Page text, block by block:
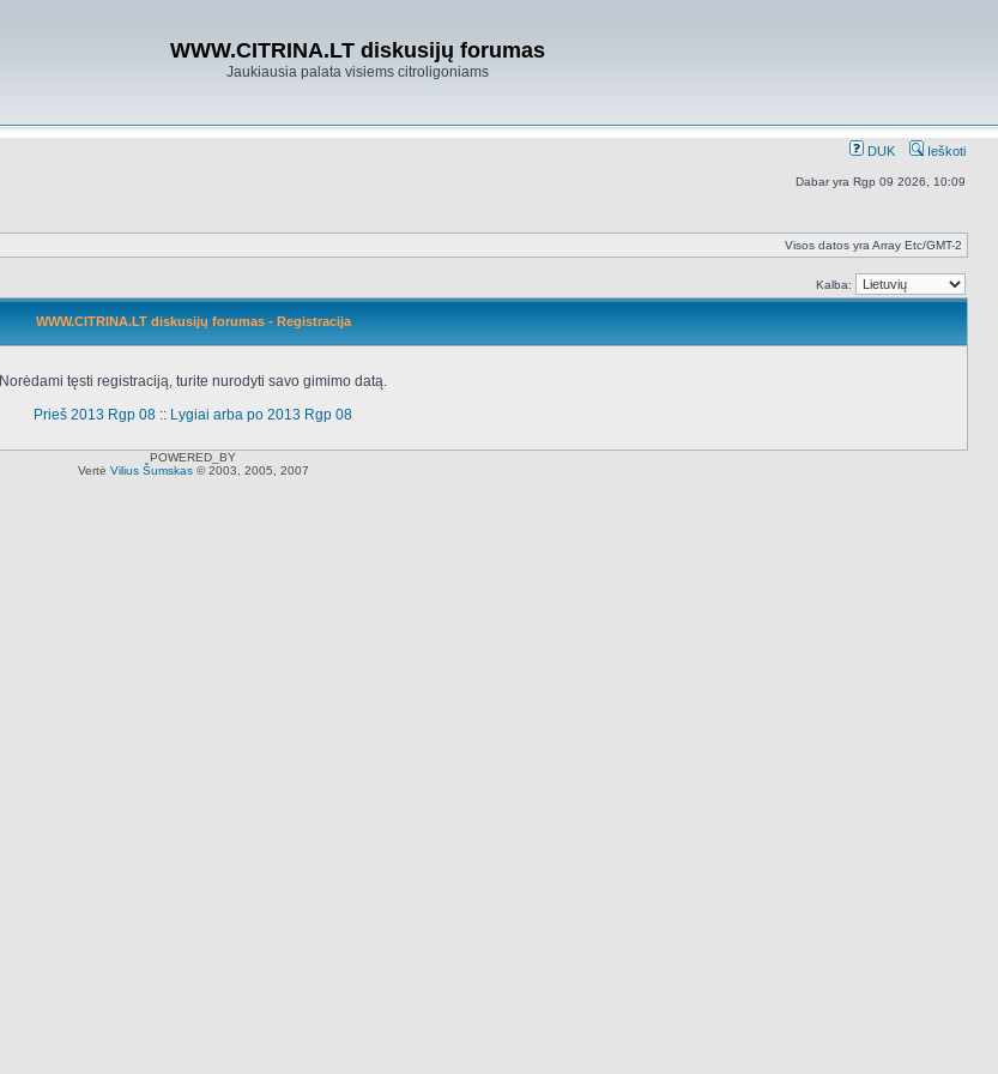
WWW.CITRINA.LT diskusijų forumas
Jaukiausia palata visiems citroligoniams
DUK Ieškoti
Dabar yra Rgp 09 2026, 10:09
Visos datos yra Array Etc/GMT-2
Kalba:
WWW.CITRINA.LT diskusijų forumas - Registracija
Norėdami tęsti registraciją, turite nurodyti savo gimimo datą.
Prieš 2013 Rgp 08 :: Lygiai arba po 2013 Rgp 08
POWERED_BY
Vertė Vilius Šumskas© 2003, 2005, 2007